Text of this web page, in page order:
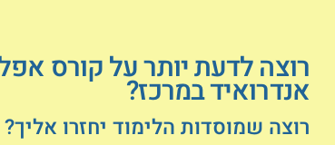
רוצה לדעת יותר על קורס
אנדרואיד במרכז?
רוצה שמוסדות הלימוד יחזרו אליך?